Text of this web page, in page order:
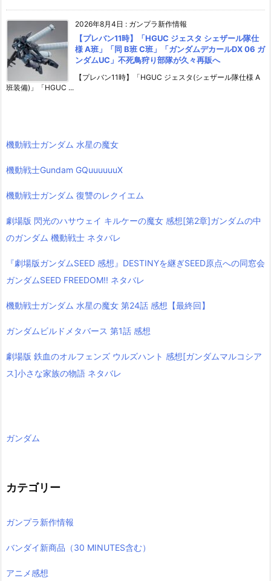
2026年8月4日 : ガンプラ新作情報
【プレバン11時】「HGUC ジェスタ シェザール隊仕
様 A班」「同 B班 C班」「ガンダムデカールDX 06 ガ
ンダムUC」不死鳥狩り部隊が久々再販へ
【プレバン11時】「HGUC ジェスタ(シェザール隊仕様 A
班装備)」「HGUC ...
機動戦士ガンダム 水星の魔女
機動戦士Gundam GQuuuuuuX
機動戦士ガンダム 復讐のレクイエム
劇場版 閃光のハサウェイ キルケーの魔女 感想[第2章]ガンダムの中
のガンダム 機動戦士 ネタバレ
『劇場版ガンダムSEED 感想』DESTINYを継ぎSEED原点への同窓会
ガンダムSEED FREEDOM!! ネタバレ
機動戦士ガンダム 水星の魔女 第24話 感想【最終回】
ガンダムビルドメタバース 第1話 感想
劇場版 鉄血のオルフェンズ ウルズハント 感想[ガンダムマルコシア
ス]小さな家族の物語 ネタバレ
ガンダム
カテゴリー
ガンプラ新作情報
バンダイ新商品（30 MINUTES含む）
アニメ感想